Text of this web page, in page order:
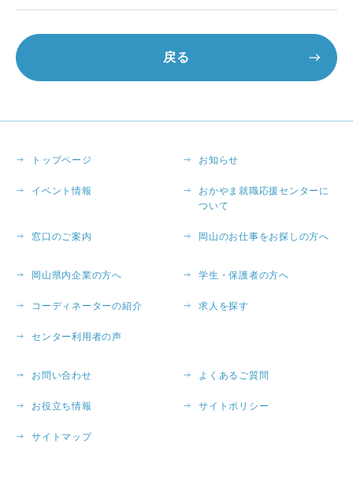
戻る
トップページ お知らせ
イベント情報
おかやま就職応援センターに
ついて
窓口のご案内 岡山のお仕事をお探しの方へ
岡山県内企業の方へ 学生・保護者の方へ
コーディネーターの紹介 求人を探す
センター利用者の声
お問い合わせ よくあるご質問
お役立ち情報 サイトポリシー
サイトマップ